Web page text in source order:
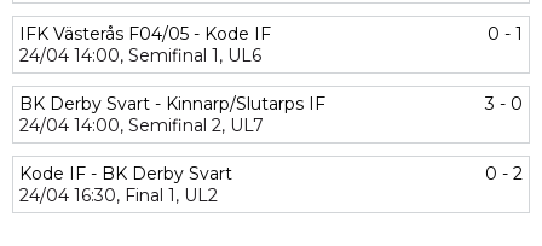
IFK Västerås F04/05 - Kode IF
0 - 1
24/04 14:00, Semifinal 1, UL6
BK Derby Svart - Kinnarp/Slutarps IF
3 - 0
24/04 14:00, Semifinal 2, UL7
Kode IF - BK Derby Svart
0 - 2
24/04 16:30, Final 1, UL2